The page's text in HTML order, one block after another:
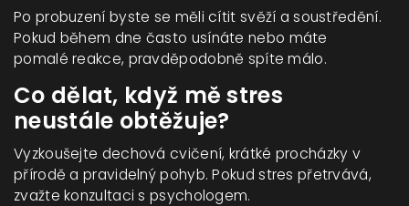
Po probuzení byste se měli cítit svěží a soustředění.
Pokud během dne často usínáte nebo máte
pomalé reakce, pravděpodobně spíte málo.
Co dělat, když mě stres
neustále obtěžuje?
Vyzkoušejte dechová cvičení, krátké procházky v
přírodě a pravidelný pohyb. Pokud stres přetrvává,
zvažte konzultaci s psychologem.